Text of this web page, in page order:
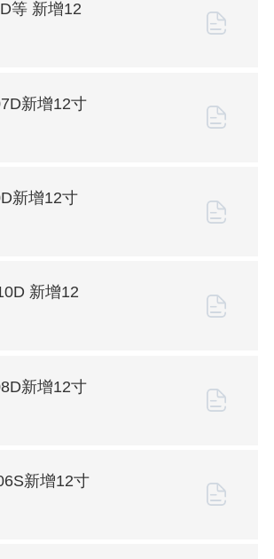
等 新增12
新增12寸
新增12寸
新增12
新增12寸
新增12寸